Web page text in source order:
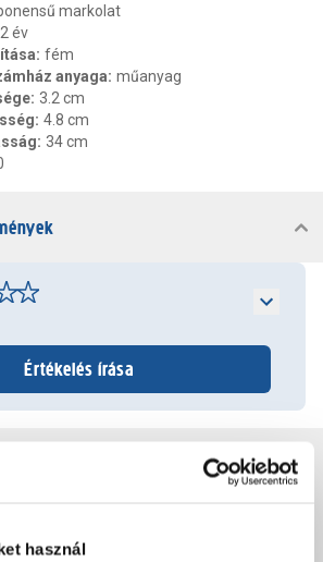
használ
markolat
2 év
: fém
anyaga: műanyag
: 3.2 cm
: 4.8 cm
: 34 cm
Értékelés írása